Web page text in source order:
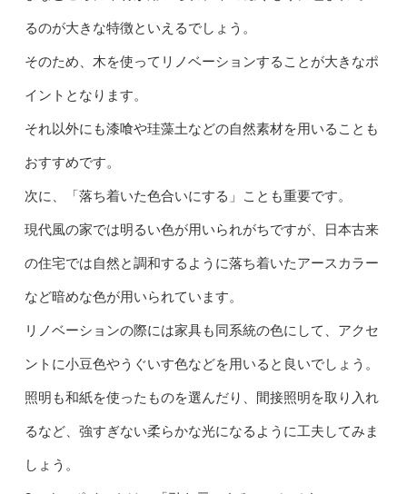
るのが大きな特徴といえるでしょう。
そのため、木を使ってリノベーションすることが大きなポ
イントとなります。
それ以外にも漆喰や珪藻土などの自然素材を用いることも
おすすめです。
次に、「落ち着いた色合いにする」ことも重要です。
現代風の家では明るい色が用いられがちですが、日本古来
の住宅では自然と調和するように落ち着いたアースカラー
など暗めな色が用いられています。
リノベーションの際には家具も同系統の色にして、アクセ
ントに小豆色やうぐいす色などを用いると良いでしょう。
照明も和紙を使ったものを選んだり、間接照明を取り入れ
るなど、強すぎない柔らかな光になるように工夫してみま
しょう。